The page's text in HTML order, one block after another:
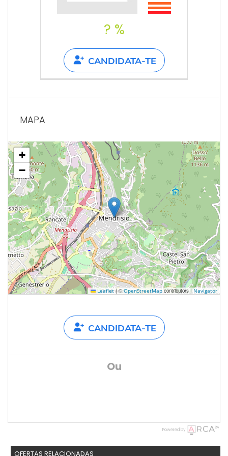
? %
CANDIDATA-TE
MAPA
+
−
Leaflet |©OpenStreetMap contributors |Navigator
CANDIDATA-TE
Ou
Powered by
OFERTAS RELACIONADAS